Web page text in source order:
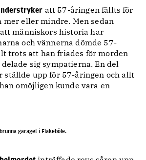
att 57-åringen fällts för
mer eller mindre. Men sedan
människors historia har
och vännerna dömde 57-
trots att han friades för morden
sig sympatierna. En del
ställde upp för 57-åringen och allt
omöjligen kunde vara en
garaget i Flakeböle.